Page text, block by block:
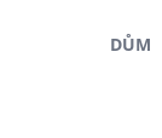
DŮM